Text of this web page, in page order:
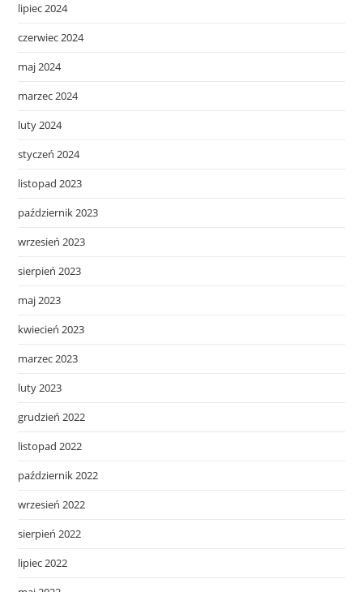
lipiec 2024
czerwiec 2024
maj 2024
marzec 2024
luty 2024
styczeń 2024
listopad 2023
październik 2023
wrzesień 2023
sierpień 2023
maj 2023
kwiecień 2023
marzec 2023
luty 2023
grudzień 2022
listopad 2022
październik 2022
wrzesień 2022
sierpień 2022
lipiec 2022